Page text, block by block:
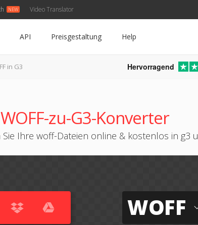
Video Translator
API Preisgestaltung Help
in G3 Hervorragend
WOFF-zu-G3-Konverter
Sie Ihre woff-Dateien online & kostenlos in g3
WOFF